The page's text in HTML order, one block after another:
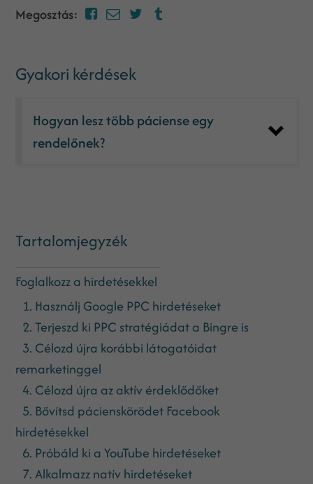
Megosztás:
Gyakori kérdések
Hogyan lesz több páciense egy
rendelőnek?
Tartalomjegyzék
Foglalkozz a hirdetésekkel
1. Használj Google PPC hirdetéseket
2. Terjeszd ki PPC stratégiádat a Bingre is
3. Célozd újra korábbi látogatóidat
remarketinggel
4. Célozd újra az aktív érdeklődőket
5. Bővítsd pácienskörödet Facebook
hirdetésekkel
6. Próbáld ki a YouTube hirdetéseket
7. Alkalmazz natív hirdetéseket